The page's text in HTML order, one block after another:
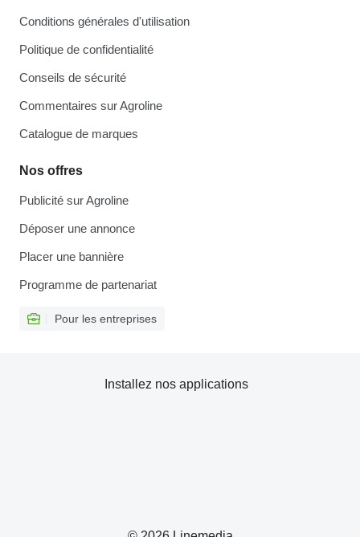
Conditions générales d'utilisation
Politique de confidentialité
Conseils de sécurité
Commentaires sur Agroline
Catalogue de marques
Nos offres
Publicité sur Agroline
Déposer une annonce
Placer une bannière
Programme de partenariat
Pour les entreprises
Installez nos applications